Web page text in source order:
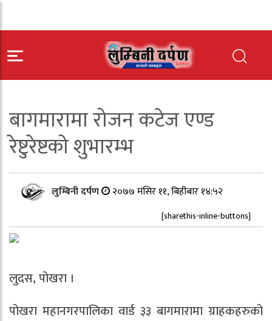
बागमारामा रोजन कटेज एण्ड
रेष्टुरेष्टको शुभारम्भ
लुम्बिनी दर्पण २०७७ मंसिर ११, बिहीबार १४:५२
[sharethis-inline-buttons]
लुदस, पोखरा ।
पोखरा महानगरपालिका वार्ड ३३ बागमारामा ग्राहकहरुको